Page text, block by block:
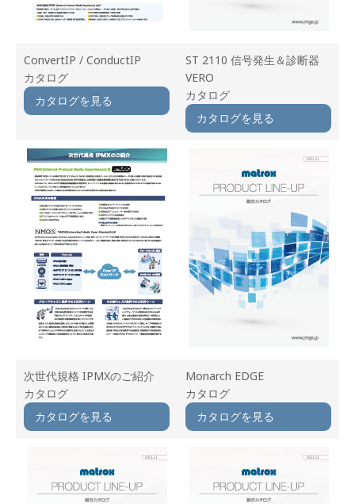
ConvertIP / ConductIP
カタログ
カタログを見る
ST 2110 信号発生＆診断器
VERO
カタログ
カタログを見る
次世代規格 IPMXのご紹介
カタログ
カタログを見る
Monarch EDGE
カタログ
カタログを見る